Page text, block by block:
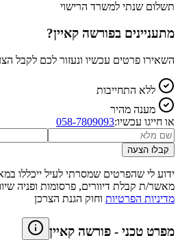
תשלום שנתי למשרד הרישוי
מתעניינים בפורשה קאיין?
השאירו פרטים עכשיו ונעזור לכם לקבל
ללא התחייבות
מענה מהיר
או חייגו עכשיו:058-7809093
קבלו הצעה
ידוע לי שהפרטים שמסרתי לעיל ייכללו
מאשר/ת קבלת דיוורים, פרסומות ופניה
מדיניות הפרטיות וחוק הגנת הצרכן
מפרט טכני - פורשה קאיין